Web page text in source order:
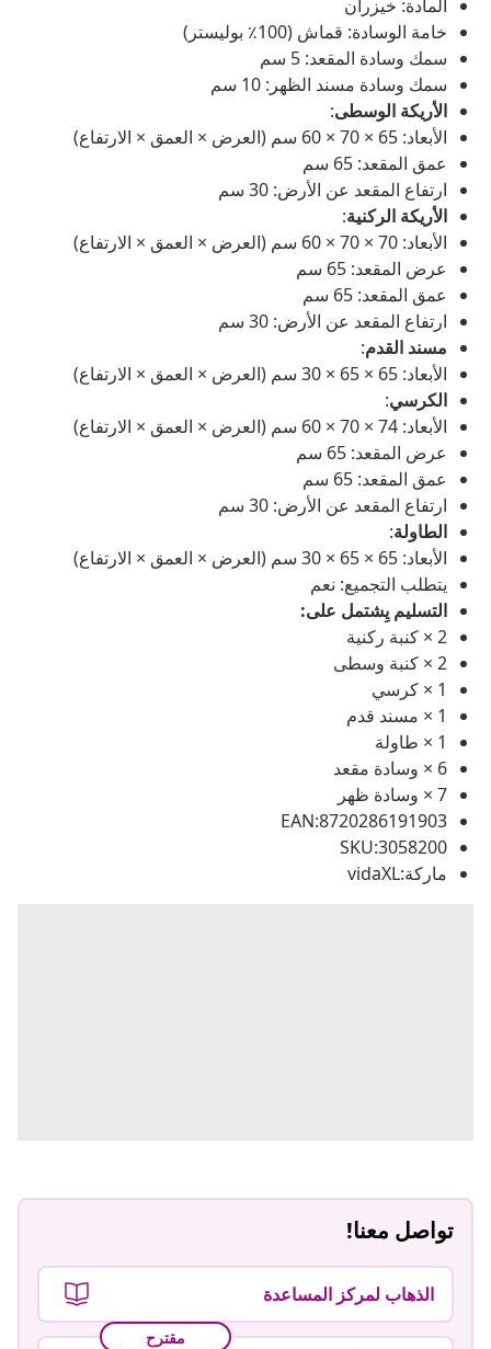
المادة: خيزران
خامة الوسادة: قماش (100٪ بوليستر)
سمك وسادة المقعد: 5 سم
سمك وسادة مسند الظهر: 10 سم
الأريكة الوسطى:
الأبعاد: 65 × 70 × 60 سم (العرض × العمق × الارتفاع)
عمق المقعد: 65 سم
ارتفاع المقعد عن الأرض: 30 سم
الأريكة الركنية:
الأبعاد: 70 × 70 × 60 سم (العرض × العمق × الارتفاع)
عرض المقعد: 65 سم
عمق المقعد: 65 سم
ارتفاع المقعد عن الأرض: 30 سم
مسند القدم:
الأبعاد: 65 × 65 × 30 سم (العرض × العمق × الارتفاع)
الكرسي:
الأبعاد: 74 × 70 × 60 سم (العرض × العمق × الارتفاع)
عرض المقعد: 65 سم
عمق المقعد: 65 سم
ارتفاع المقعد عن الأرض: 30 سم
الطاولة:
الأبعاد: 65 × 65 × 30 سم (العرض × العمق × الارتفاع)
يتطلب التجميع: نعم
التسليم يِشتمل على:
2 × كنبة ركنية
2 × كنبة وسطى
1 × كرسي
1 × مسند قدم
1 × طاولة
6 × وسادة مقعد
7 × وسادة ظهر
EAN:8720286191903
SKU:3058200
ماركة:vidaXL
تواصل معنا!
الذهاب لمركز المساعدة
مقترح